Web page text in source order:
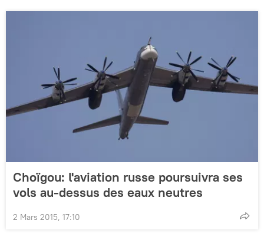
Choïgou: l'aviation russe poursuivra ses
vols au-dessus des eaux neutres
2 Mars 2015, 17:10